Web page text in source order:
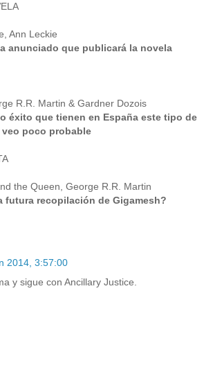
Ann Leckie
anunciado que publicará la novela
R.R. Martin & Gardner Dozois
éxito que tienen en España este tipo de
poco probable
the Queen, George R.R. Martin
futura recopilación de Gigamesh?
2014, 3:57:00
y sigue con Ancillary Justice.